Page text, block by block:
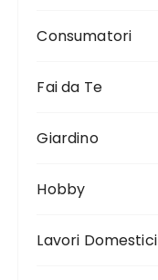
Consumatori
Fai da Te
Giardino
Hobby
Lavori Domestici